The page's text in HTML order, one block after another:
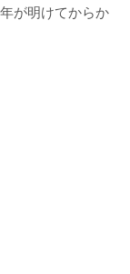
が明けてからか